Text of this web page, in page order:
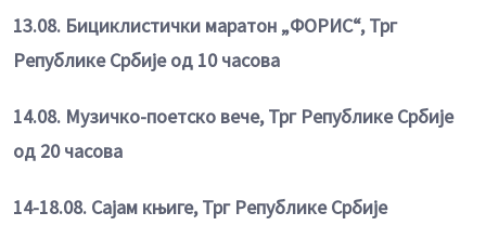
13.08. Бициклистички маратон „ФОРИС“, Трг
Републике Србије од 10 часова
14.08. Музичко-поетско вече, Трг Републике Србије
од 20 часова
14-18.08. Сајам књиге, Трг Републике Србије